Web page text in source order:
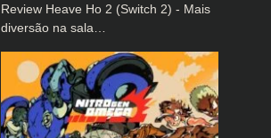
Review Heave Ho 2 (Switch 2) - Mais
diversão na sala…